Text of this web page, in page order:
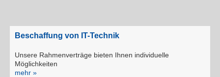
Beschaffung von IT-Technik
Unsere Rahmenverträge bieten Ihnen individuelle
Möglichkeiten
mehr »